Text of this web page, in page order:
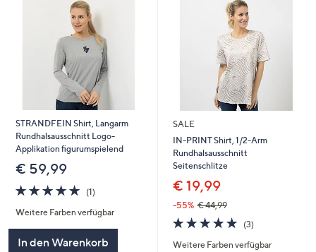
um
diese
anzuzeigen.
STRANDFEIN Shirt, Langarm
Rundhalsausschnitt Logo-
Applikation figurumspielend
€ 59,99
5.0
von
5
(1)1
Weitere Farben verfügbar
In den Warenkorb
SALE
IN-PRINT Shirt, 1/2-Arm
Rundhalsausschnitt
Seitenschlitze
€ 19,99
-55% € 44,99
5.0
von
5
(3)3
Weitere Farben verfügbar